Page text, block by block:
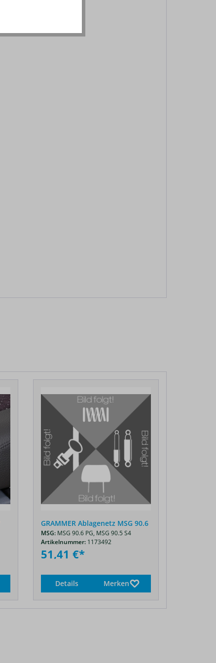
GRAMMER Ablagenetz MSG 90.6
MSG: MSG 90.6 PG, MSG 90.5 S4
Artikelnummer: 1173492
51,41 €*
Details Merken